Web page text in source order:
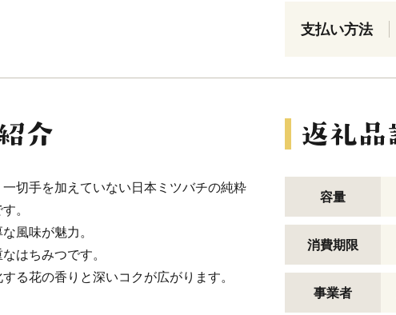
支払い方法
切手を加えていない日本ミツバチの純粋
。
風味が魅力。
はちみつです。
る花の香りと深いコクが広がります。
容量
消費期限
事業者